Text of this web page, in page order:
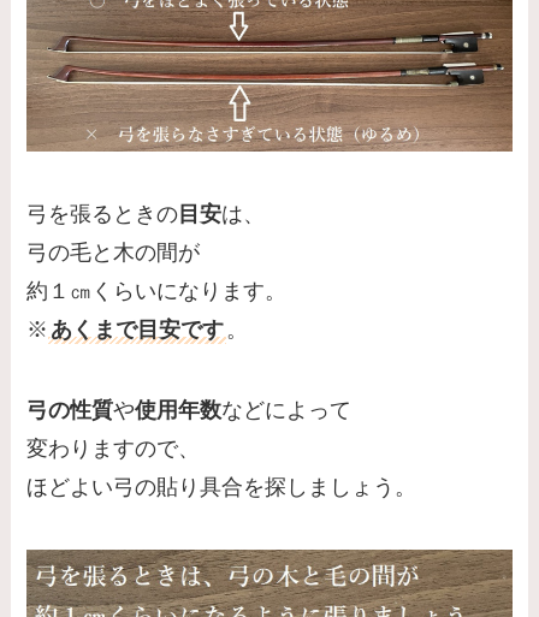
弓を張るときの 目安は、
弓の毛と木の間が
約１㎝くらいになります。
※ あくまで目安です 。
弓の性質や使用年数などによって
変わりますので、
ほどよい弓の貼り具合を探しましょう。